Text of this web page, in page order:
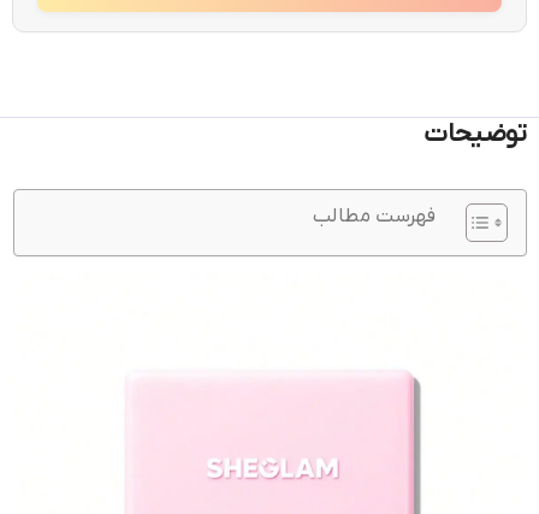
توضیحات
فهرست مطالب